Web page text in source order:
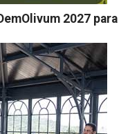
2027 para